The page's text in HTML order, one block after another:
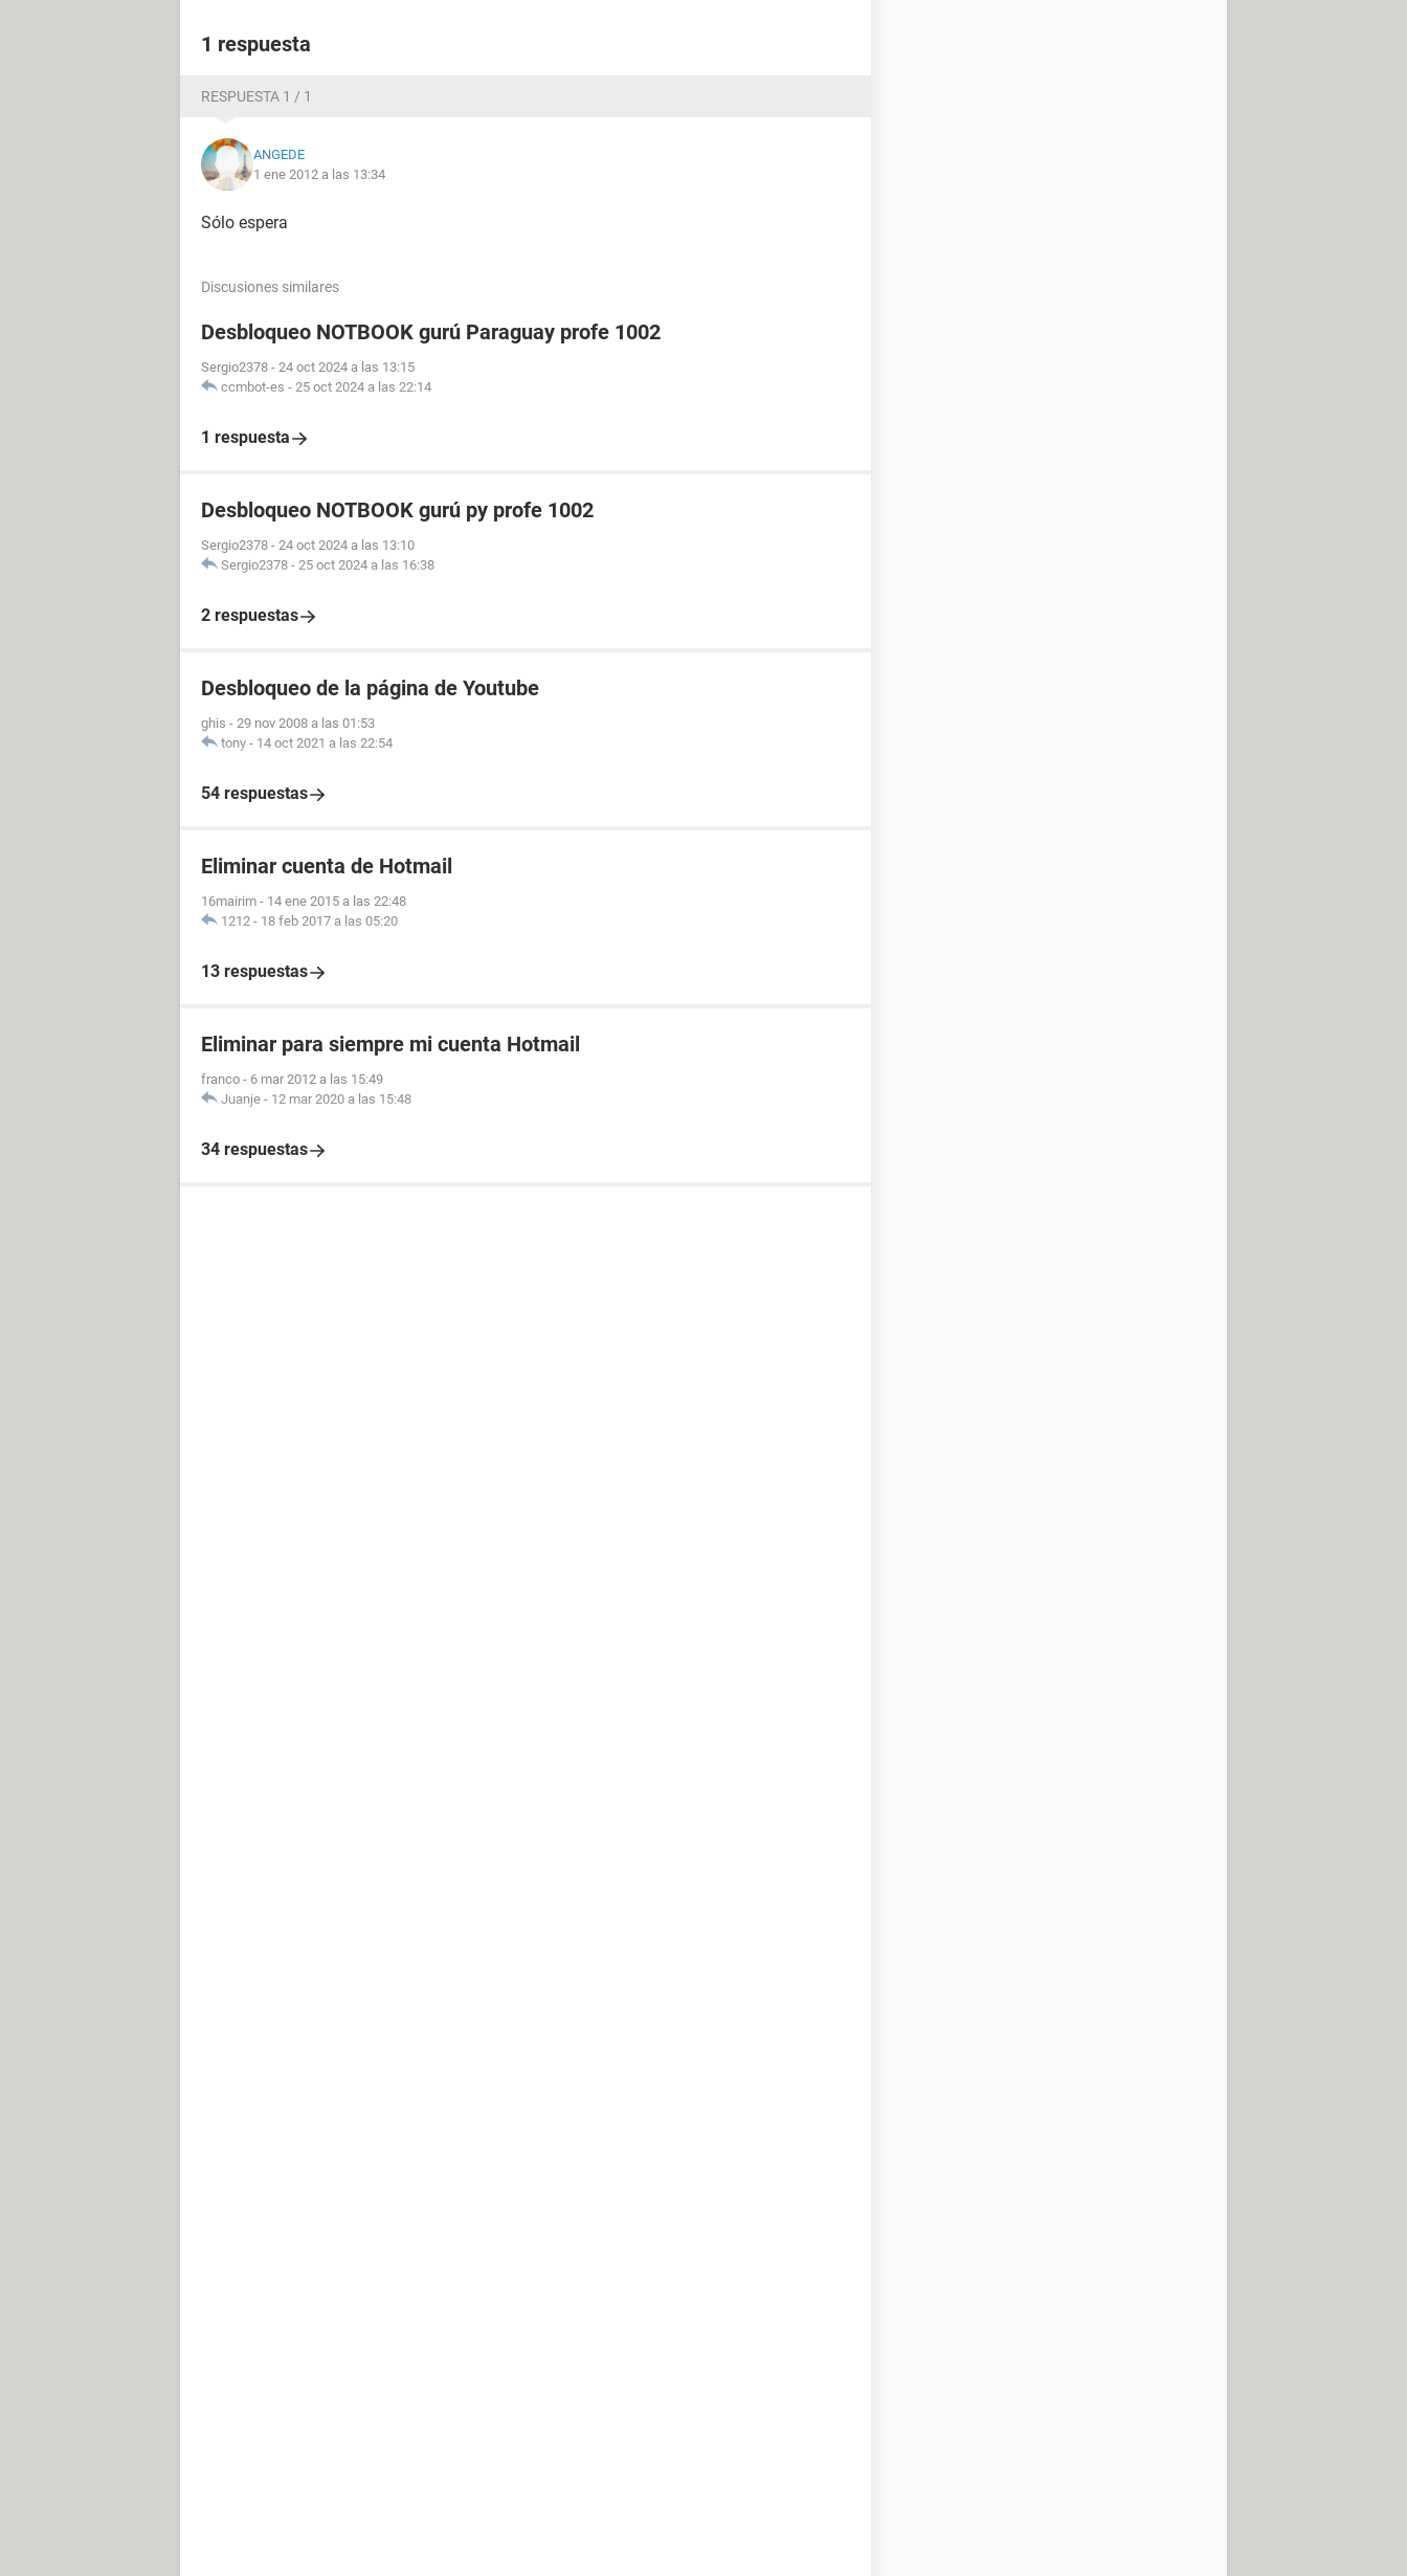
1 respuesta
RESPUESTA 1 / 1
ANGEDE
1 ene 2012 a las 13:34
Sólo espera
Discusiones similares
Desbloqueo NOTBOOK gurú Paraguay profe 1002
Sergio2378 - 24 oct 2024 a las 13:15
ccmbot-es - 25 oct 2024 a las 22:14
1 respuesta
Desbloqueo NOTBOOK gurú py profe 1002
Sergio2378 - 24 oct 2024 a las 13:10
Sergio2378 - 25 oct 2024 a las 16:38
2 respuestas
Desbloqueo de la página de Youtube
ghis - 29 nov 2008 a las 01:53
tony - 14 oct 2021 a las 22:54
54 respuestas
Eliminar cuenta de Hotmail
16mairim - 14 ene 2015 a las 22:48
1212 - 18 feb 2017 a las 05:20
13 respuestas
Eliminar para siempre mi cuenta Hotmail
franco - 6 mar 2012 a las 15:49
Juanje - 12 mar 2020 a las 15:48
34 respuestas